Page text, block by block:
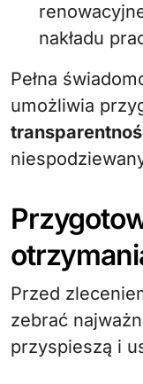
nakładu
Pełna
umożliwia
Przed
zebrać
przyspieszą i